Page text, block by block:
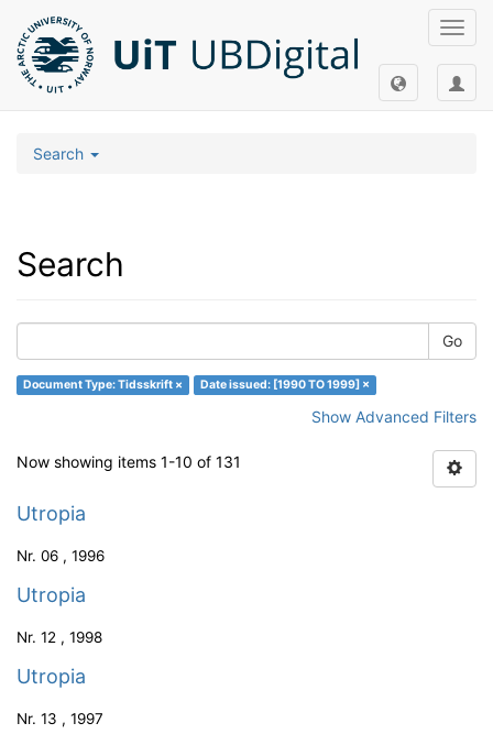
Search
Search
Go
Document Type: Tidsskrift × Date issued: [1990 TO 1999] ×
Show Advanced Filters
Now showing items 1-10 of 131
Utropia
Nr. 06 , 1996
Utropia
Nr. 12 , 1998
Utropia
Nr. 13 , 1997